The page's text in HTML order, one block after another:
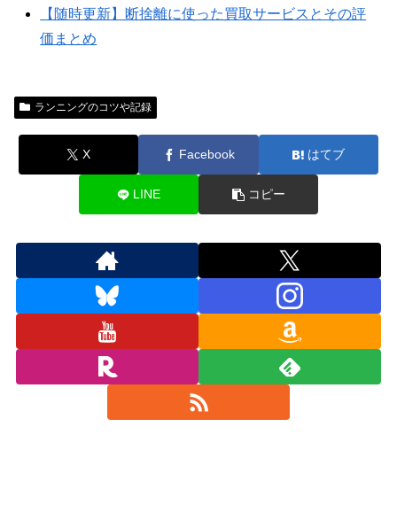
【随時更新】断捨離に使った買取サービスとその評
価まとめ
ランニングのコツや記録
X Facebook はてブ
LINE コピー